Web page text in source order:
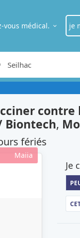
vous médical. je
contre
Biontech,
fériés
Maiia
Je